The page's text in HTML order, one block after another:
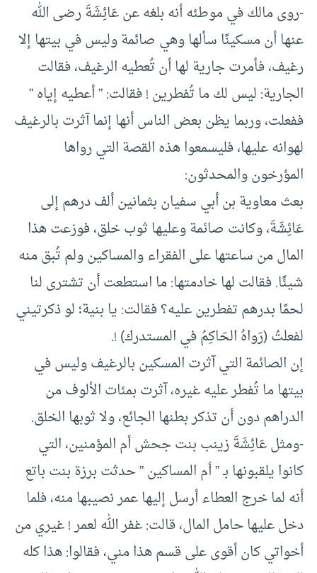
-روى مالك في موطئه أنه بلغه عن عَائِشَةَ رضى الله
عنها أن مسكينًا سألها وهي صائمة وليس في بيتها إلا
رغيف، فأمرت جارية لها أن تُعطيه الرغيف، فقالت
الجارية: ليس لك ما تُفطرين ! فقالت: ” أعطيه إياه ”
ففعلت، وربما يظن بعض الناس أنها إنما آثرت بالرغيف
لهوانه عليها، فليسمعوا هذه القصة التي رواها
المؤرخون والمحدثون:
بعث معاوية بن أبي سفيان بثمانين ألف درهم إلى
عَائِشَةَ، وكانت صائمة وعليها ثوب خلق، فوزعت هذا
المال من ساعتها على الفقراء والمساكين ولم تُبق منه
شيئًا. فقالت لها خادمتها: ما استطعت أن تشترى لنا
لحمًا بدرهم تفطرين عليه؟ فقالت: يا بنية؛ لو ذكرتيني
لفعلتُ (رَواهُ الحَاكِمُ في المستدرك) !.
إن الصائمة التي آثرت المسكين بالرغيف وليس في
بيتها ما تُفطر عليه غيره، آثرت بمئات الألوف من
الدراهم دون أن تذكر بطنها الجائع، ولا ثوبها الخلق.
-ومثل عَائِشَةَ زينب بنت جحش أم المؤمنين، التي
كانوا يلقبونها بـ ” أم المساكين ” حدثت برزة بنت باتع
أنه لما خرج العطاء أرسل إليها عمر نصيبها منه، فلما
دخل عليها حامل المال، قالت: غفر الله لعمر ! غيري من
أخواتي كان أقوى على قسم هذا مني، فقالوا: هذا كله